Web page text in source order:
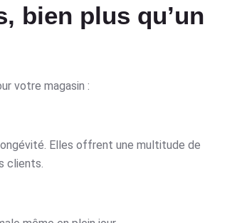
bien plus qu’un
votre magasin :
Elles offrent une multitude de
clients.